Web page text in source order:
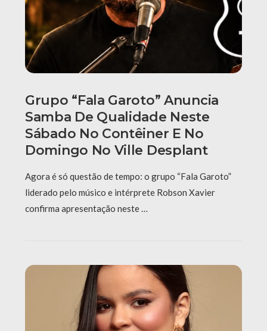
Grupo “Fala Garoto” Anuncia
Samba De Qualidade Neste
Sábado No Contêiner E No
Domingo No Ville Desplant
Agora é só questão de tempo: o grupo “Fala Garoto”
liderado pelo músico e intérprete Robson Xavier
confirma apresentação neste …